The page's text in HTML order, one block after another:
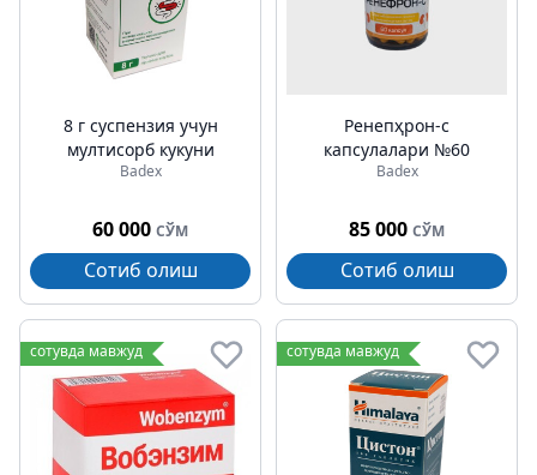
8 г суспензия учун
мултисорб кукуни
Badex
60 000 СЎМ
Сотиб олиш
Ренепҳрон-с
капсулалари №60
Badex
85 000 СЎМ
Сотиб олиш
сотувда мавжуд сотувда мавжуд